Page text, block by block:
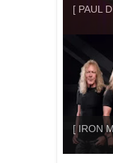
[ PAUL
[ IRON